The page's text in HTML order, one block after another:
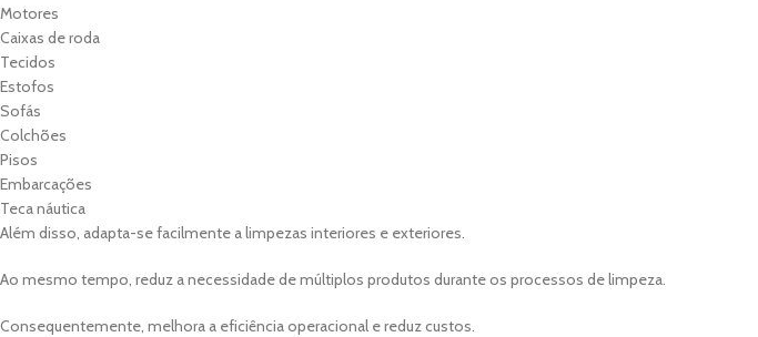
Motores
Caixas de roda
Tecidos
Estofos
Sofás
Colchões
Pisos
Embarcações
Teca náutica
Além disso, adapta-se facilmente a limpezas interiores e exteriores.
Ao mesmo tempo, reduz a necessidade de múltiplos produtos durante os processos de limpeza.
Consequentemente, melhora a eficiência operacional e reduz custos.